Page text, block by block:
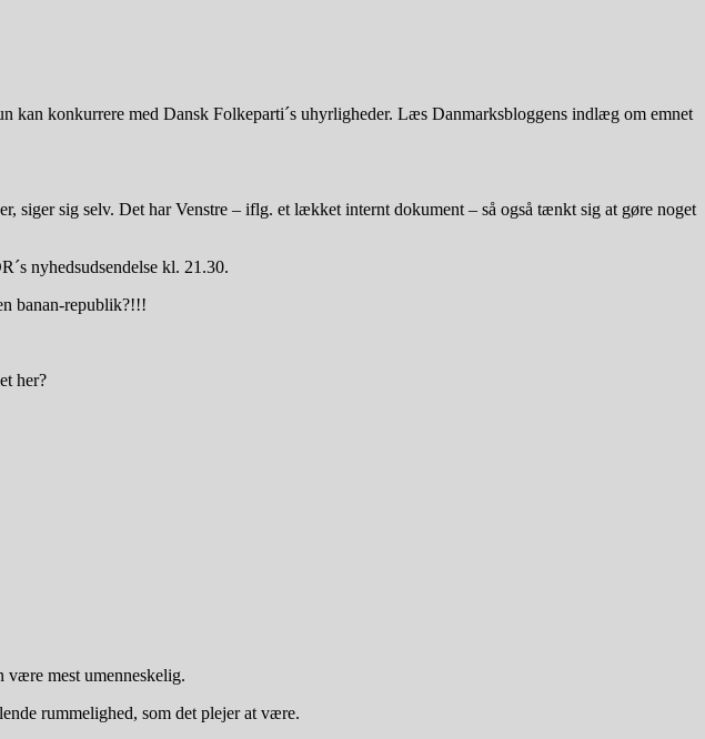
kan konkurrere med Dansk Folkeparti´s uhyrligheder. Læs Danmarksbloggens indlæg om emnet
siger sig selv. Det har Venstre – iflg. et lækket internt dokument – så også tænkt sig at gøre noget
nyhedsudsendelse kl. 21.30.
banan-republik?!!!
her?
være mest umenneskelig.
rummelighed, som det plejer at være.